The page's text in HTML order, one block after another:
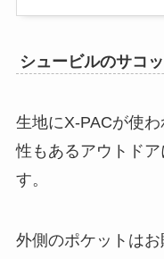
シュービルのサコ
生地にX-PACが使
性もあるアウトド
す。
外側のポケットは